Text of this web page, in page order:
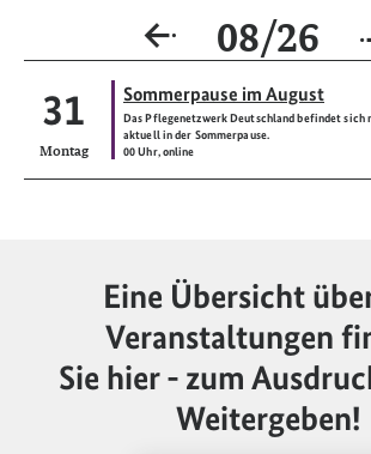
08/26
31
Montag
Sommerpause im August
Host:
Das Pflegenetzwerk Deutschland befindet sich
aktuell in der Sommerpause.
00 Uhr, online
Eine Übersicht
Veranstaltungen
Sie hier - zum
Weitergeben!